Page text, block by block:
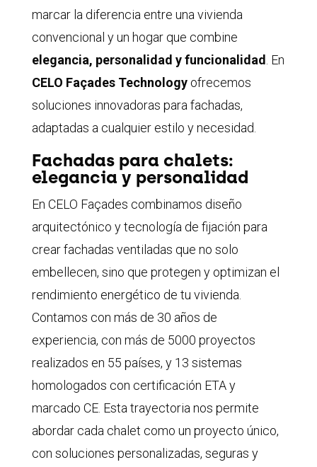
marcar la diferencia entre una vivienda
convencional y un hogar que combine
elegancia, personalidad y funcionalidad . En
CELO Façades Technologyofrecemos
soluciones innovadoras para fachadas,
adaptadas a cualquier estilo y necesidad.
Fachadas para chalets:
elegancia y personalidad
En CELO Façades combinamos diseño
arquitectónico y tecnología de fijación para
crear fachadas ventiladas que no solo
embellecen, sino que protegen y optimizan el
rendimiento energético de tu vivienda.
Contamos con más de 30 años de
experiencia, con más de 5000 proyectos
realizados en 55 países, y 13 sistemas
homologados con certificación ETA y
marcado CE. Esta trayectoria nos permite
abordar cada chalet como un proyecto único,
con soluciones personalizadas, seguras y